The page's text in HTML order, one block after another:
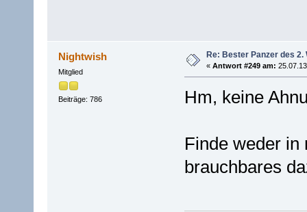
Nightwish
Mitglied
Beiträge: 786
Re: Bester Panzer des 2.
« Antwort #249 am:
Hm, keine
Finde weder in
brauchbares